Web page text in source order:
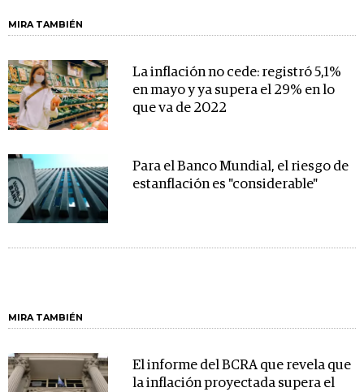
MIRA TAMBIÉN
La inflación no cede: registró 5,1%
en mayo y ya supera el 29% en lo
que va de 2022
Para el Banco Mundial, el riesgo de
estanflación es "considerable"
MIRA TAMBIÉN
El informe del BCRA que revela que
la inflación proyectada supera el